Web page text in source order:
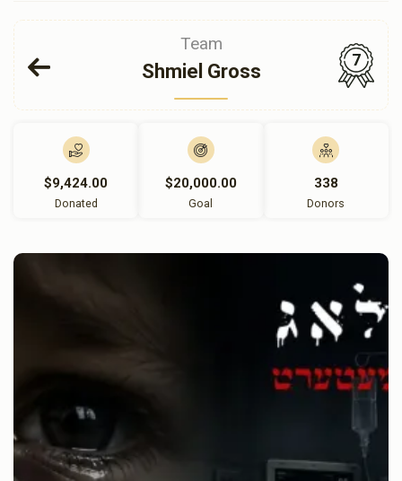
Team
Shmiel Gross
7
$9,424.00
Donated
$20,000.00
Goal
338
Donors